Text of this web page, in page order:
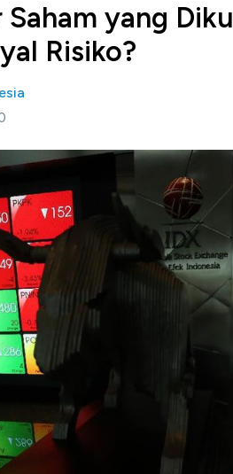
Saham yang
Risiko?